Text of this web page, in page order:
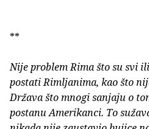
**
Nije problem Rima što su svi
postati Rimljanima, kao što
Država što mnogi sanjaju o
postanu Amerikanci. To